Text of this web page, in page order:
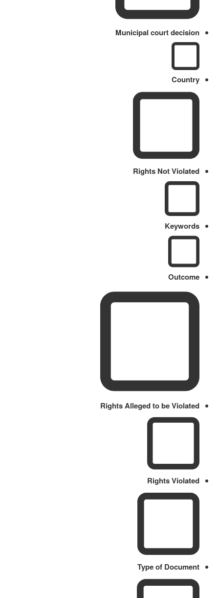
Municipal court decision
Country
Rights Not Violated
Keywords
Outcome
Rights Alleged to be Violated
Rights Violated
Type of Document